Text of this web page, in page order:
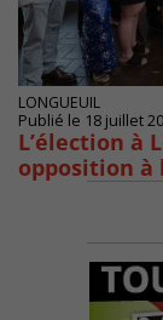
LONGUEUIL
Publié le 18 juillet
L’élection à
opposition à